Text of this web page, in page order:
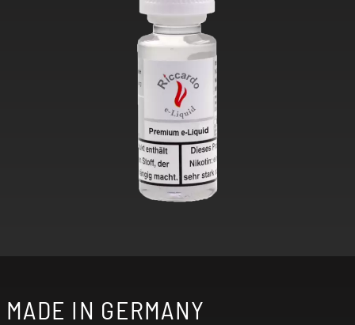
MADE IN GERMANY